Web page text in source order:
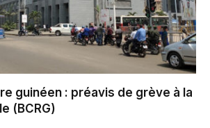
guinéen : préavis de grève à la
(BCRG)